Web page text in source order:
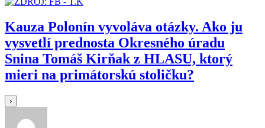
Kauza Polonín vyvoláva otázky. Ako ju
vysvetlí prednosta Okresného úradu
Snina Tomáš Kirňak z HLASU, ktorý
mieri na primátorskú stoličku?
›